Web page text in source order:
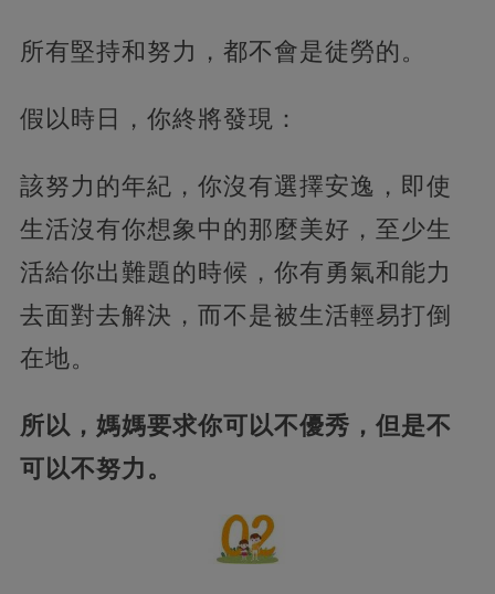
所有堅持和努力，都不會是徒勞的。
假以時日，你終將發現：
該努力的年紀，你沒有選擇安逸，即使
生活沒有你想象中的那麼美好，至少生
活給你出難題的時候，你有勇氣和能力
去面對去解決，而不是被生活輕易打倒
在地。
所以，媽媽要求你可以不優秀，但是不
可以不努力。